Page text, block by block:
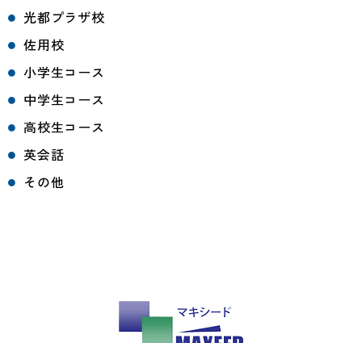
光都プラザ校
佐用校
小学生コース
中学生コース
高校生コース
英会話
その他